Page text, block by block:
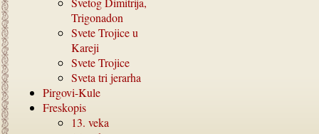
Trigonadon
Svete Trojice u
Kareji
Svete Trojice
Sveta tri jerarha
Pirgovi-Kule
Freskopis
13. veka